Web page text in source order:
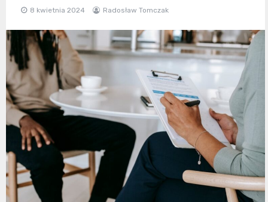
8 kwietnia 2024 Radosław Tomczak